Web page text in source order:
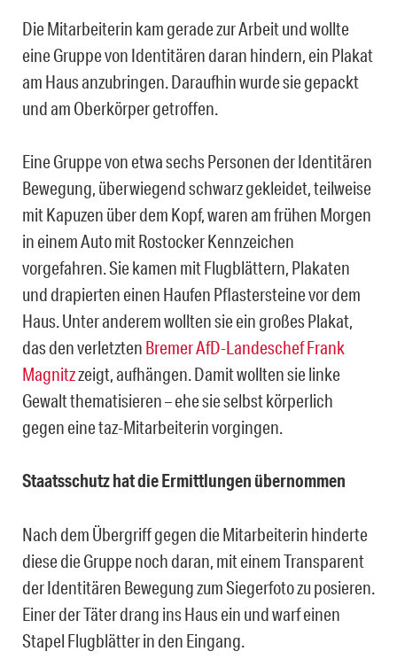
Die Mitarbeiterin kam gerade zur Arbeit und wollte
eine Gruppe von Identitären daran hindern, ein Plakat
am Haus anzubringen. Daraufhin wurde sie gepackt
und am Oberkörper getroffen.
Eine Gruppe von etwa sechs Personen der Identitären
Bewegung, überwiegend schwarz gekleidet, teilweise
mit Kapuzen über dem Kopf, waren am frühen Morgen
in einem Auto mit Rostocker Kennzeichen
vorgefahren. Sie kamen mit Flugblättern, Plakaten
und drapierten einen Haufen Pflastersteine vor dem
Haus. Unter anderem wollten sie ein großes Plakat,
das den verletzten Bremer AfD-Landeschef Frank
Magnitzzeigt, aufhängen. Damit wollten sie linke
Gewalt thematisieren – ehe sie selbst körperlich
gegen eine taz-Mitarbeiterin vorgingen.
Staatsschutz hat die Ermittlungen übernommen
Nach dem Übergriff gegen die Mitarbeiterin hinderte
diese die Gruppe noch daran, mit einem Transparent
der Identitären Bewegung zum Siegerfoto zu posieren.
Einer der Täter drang ins Haus ein und warf einen
Stapel Flugblätter in den Eingang.